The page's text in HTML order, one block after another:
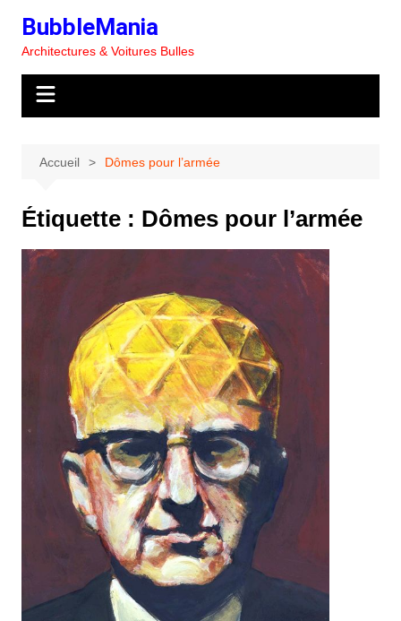
contenu
BubbleMania
Architectures & Voitures Bulles
Accueil Dômes pour l’armée
Étiquette : Dômes pour l’armée